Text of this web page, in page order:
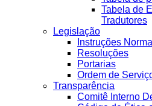
Tabela de
Tradutores
Legislação
Instruções
Resoluções
Portarias
Ordem de
Transparência
Comitê Interno